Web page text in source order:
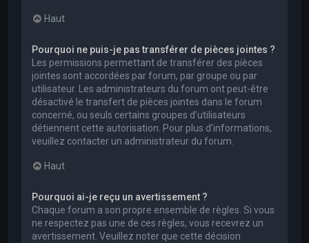
Haut
Pourquoi ne puis-je pas transférer de pièces jointes ?
Les permissions permettant de transférer des pièces
jointes sont accordées par forum, par groupe ou par
utilisateur. Les administrateurs du forum ont peut-être
désactivé le transfert de pièces jointes dans le forum
concerné, ou seuls certains groupes d’utilisateurs
détiennent cette autorisation. Pour plus d’informations,
veuillez contacter un administrateur du forum.
Haut
Pourquoi ai-je reçu un avertissement ?
Chaque forum a son propre ensemble de règles. Si vous
ne respectez pas une de ces règles, vous recevrez un
avertissement. Veuillez noter que cette décision